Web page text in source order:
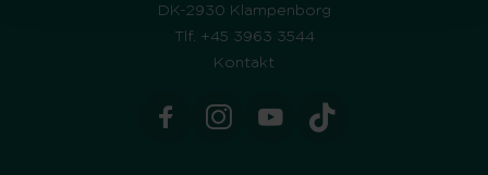
DK-2930 Klampenborg
Tlf. +45 3963 3544
Kontakt